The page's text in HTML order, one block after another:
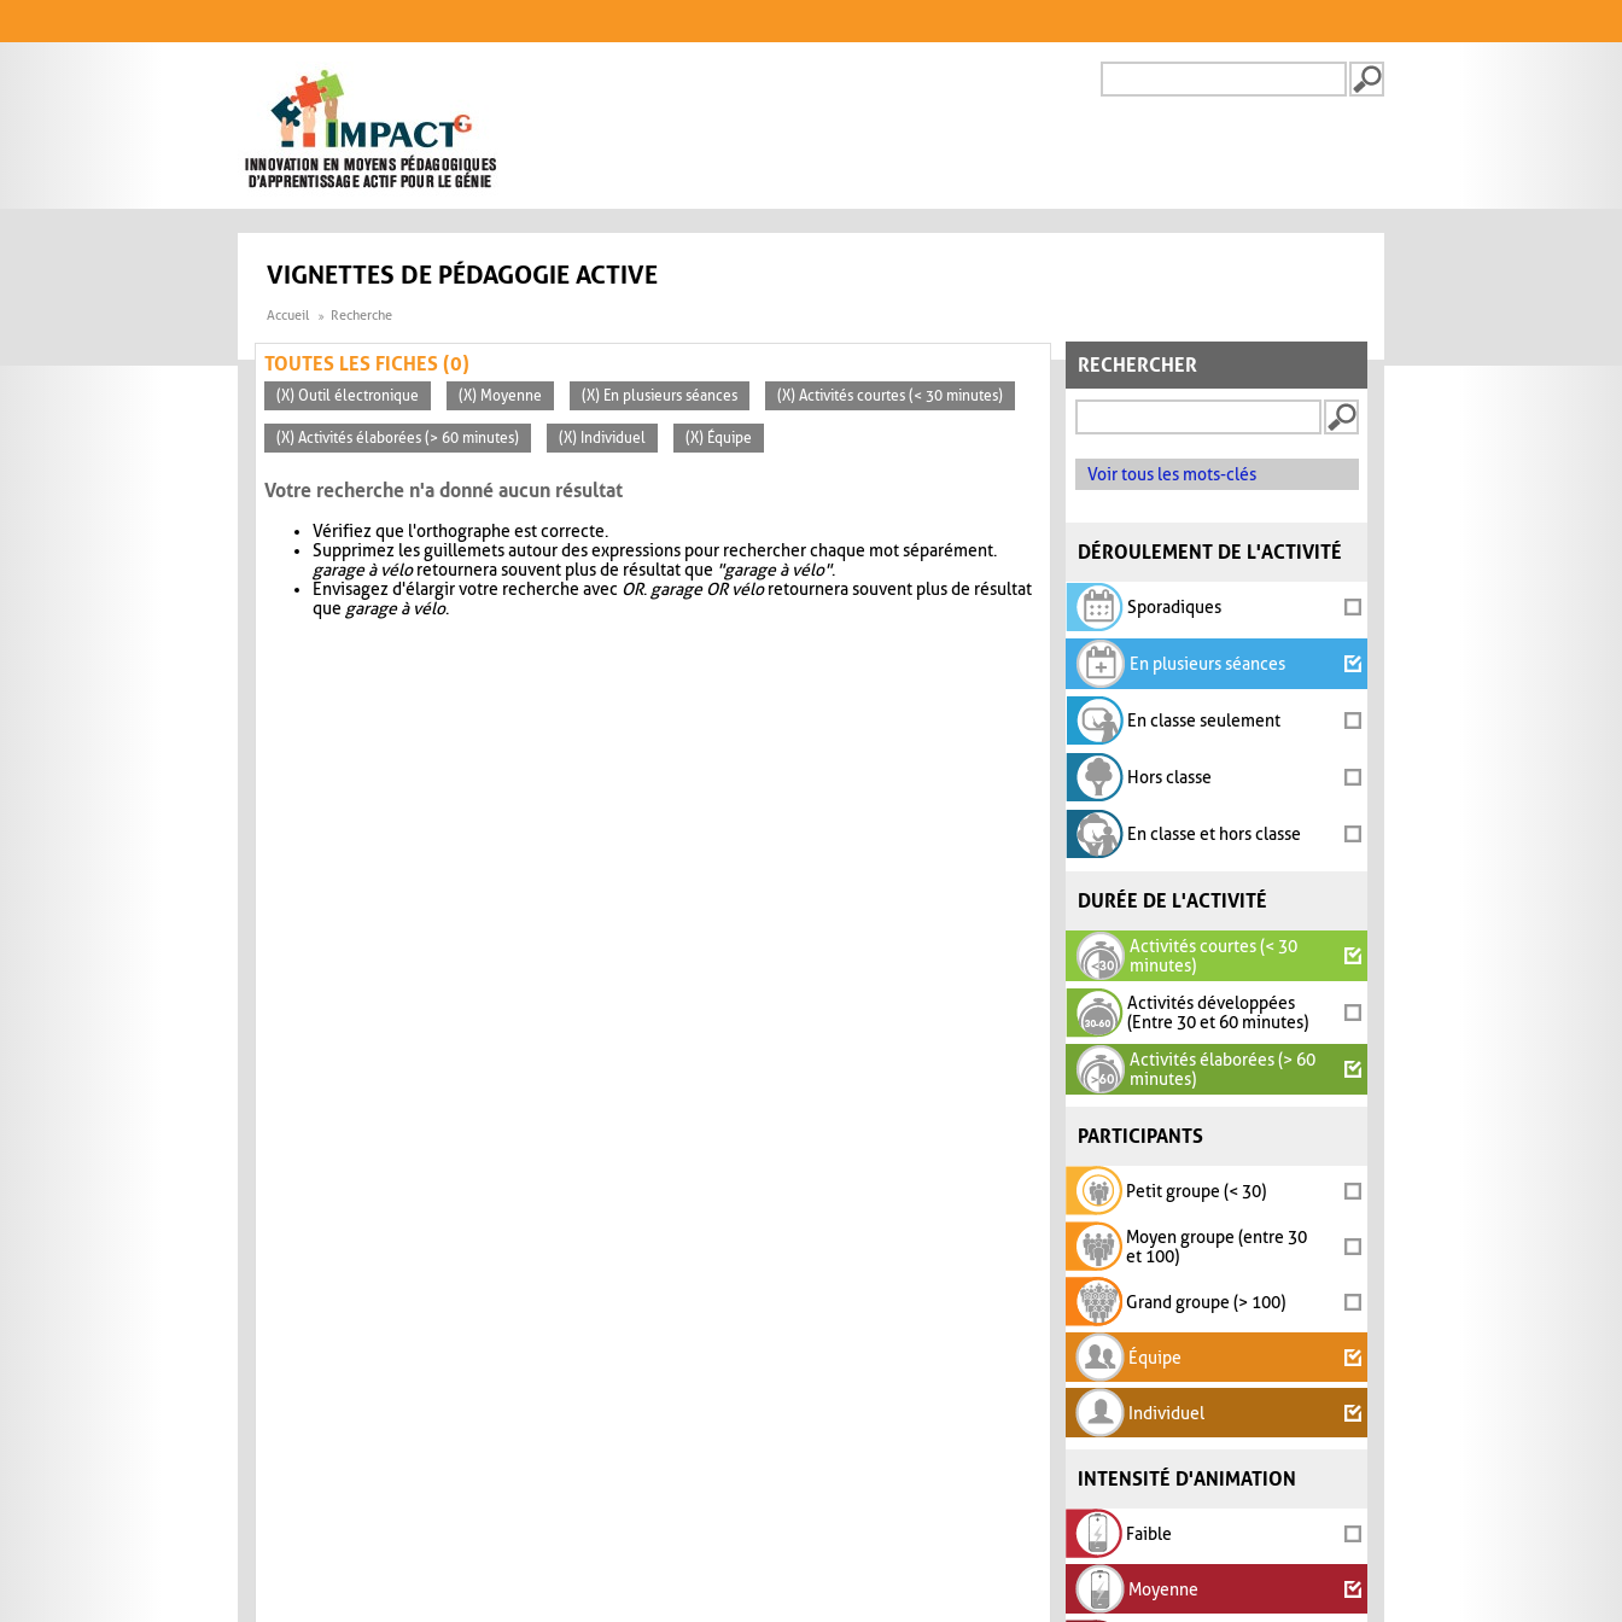
FORMULAIRE DE
VIGNETTES DE PÉDAGOGIE ACTIVE
Accueil Recherche
RECHERCHER
Voir tous les mots-clés
DÉROULEMENT DE L'ACTIVITÉ
Sporadiques
En plusieurs séances
En classe seulement
Hors classe
En classe et hors classe
DURÉE DE L'ACTIVITÉ
Activités courtes (< 30
minutes)
Activités développées
(Entre 30 et 60 minutes)
Activités élaborées (> 60
minutes)
PARTICIPANTS
Petit groupe (< 30)
Moyen groupe (entre 30
et 100)
Grand groupe (> 100)
Équipe
Individuel
INTENSITÉ D'ANIMATION
Faible
Moyenne
TOUTES LES FICHES (0)
(X) Outil électronique (X) Moyenne (X) En plusieurs séances (X) Activités courtes (< 30 minutes)
(X) Activités élaborées (> 60 minutes) (X) Individuel (X) Équipe
Votre recherche n'a donné aucun résultat
Vérifiez que l'orthographe est correcte.
Supprimez les guillemets autour des expressions pour rechercher chaque mot séparément.
garage à véloretournera souvent plus de résultat que "garage à vélo".
Envisagez d'élargir votre recherche avec OR. garage OR véloretournera souvent plus de résultat
que garage à vélo.